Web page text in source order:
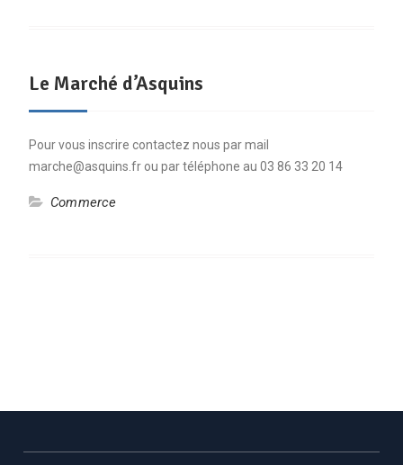
Le Marché d’Asquins
Pour vous inscrire contactez nous par mail
marche@asquins.fr ou par téléphone au 03 86 33 20 14
Commerce